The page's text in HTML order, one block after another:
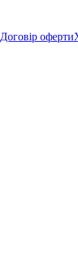
Договір оферти